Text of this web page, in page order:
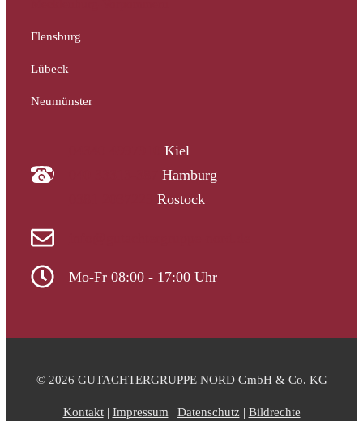
Flensburg
Lübeck
Neumünster
Kiel
Hamburg
Rostock
Mo-Fr 08:00 - 17:00 Uhr
© 2026 GUTACHTERGRUPPE NORD GmbH & Co. KG
Kontakt| Impressum | Datenschutz| Bildrechte